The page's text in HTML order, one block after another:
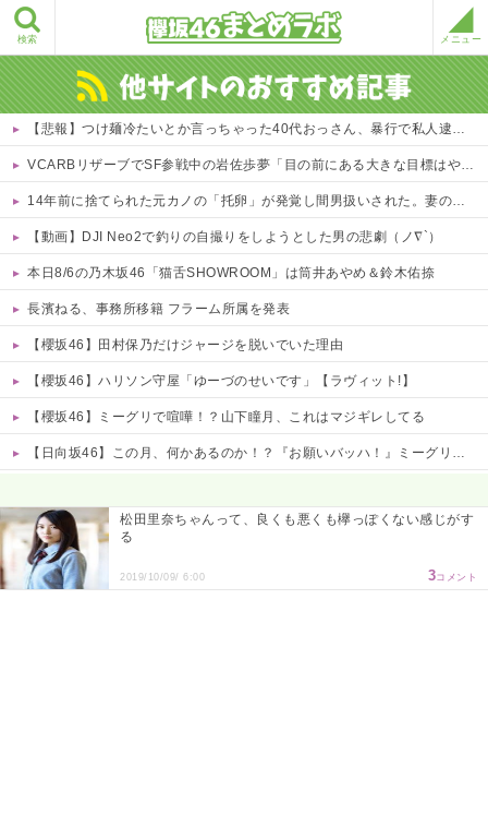
検索 メニュー
【悲報】つけ麺冷たいとか言っちゃった40代おっさん、暴行で私人逮捕されるｗｗｗｗ 他
VCARBリザーブでSF参戦中の岩佐歩夢「目の前にある大きな目標はやはりF1のレギュラーシート獲得」
14年前に捨てられた元カノの「托卵」が発覚し間男扱いされた。妻の疑いの視線の中、昔捨てずに残していた『〇〇』を持ち出した結果←修理屋のオッサンの技術力とノリが神すぎる
【動画】DJI Neo2で釣りの自撮りをしようとした男の悲劇（ノ∇`）
本日8/6の乃木坂46「猫舌SHOWROOM」は筒井あやめ＆鈴木佑捺
長濱ねる、事務所移籍 フラーム所属を発表
【櫻坂46】田村保乃だけジャージを脱いでいた理由
【櫻坂46】ハリソン守屋「ゆーづのせいです」【ラヴィット!】
【櫻坂46】ミーグリで喧嘩！？山下瞳月、これはマジギレしてる
【日向坂46】この月、何かあるのか！？『お願いバッハ！』ミーグリ日程がこちら
松田里奈ちゃんって、良くも悪くも欅っぽくない感じがす
る
2019/10/09/ 6:00 3コメント